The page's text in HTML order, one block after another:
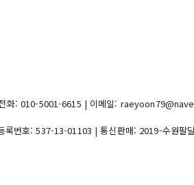
화: 010-5001-6615 | 이메일:
록번호:537-13-01103 | 통신판매: 2019-수원팔